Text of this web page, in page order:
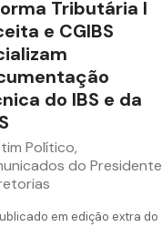
Tributária l
e CGIBS
do IBS e da
Político,
do Presidente
em edição extra do